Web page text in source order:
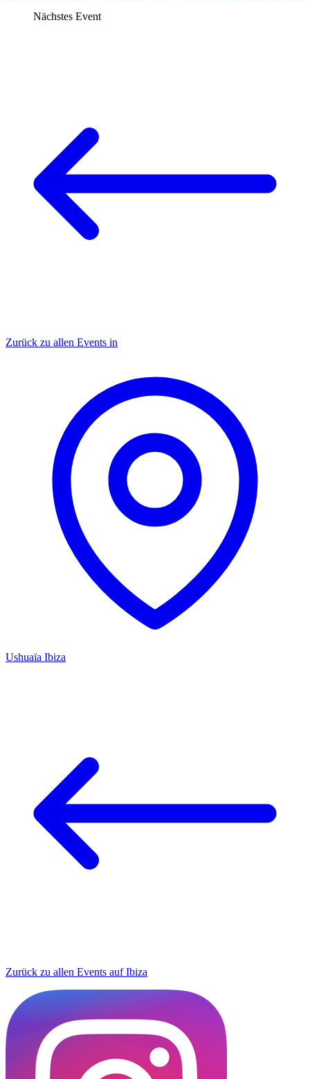
Nächstes Event
Zurück zu allen Events in
Ushuaïa Ibiza
Zurück zu allen Events auf Ibiza